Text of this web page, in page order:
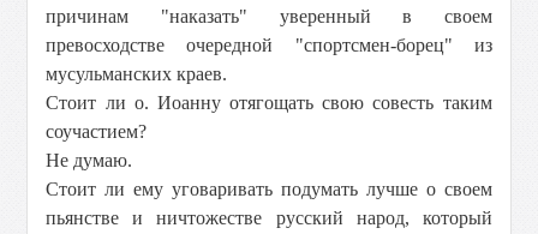
причинам "наказать" уверенный в своем
превосходстве очередной "спортсмен-борец" из
мусульманских краев.
Стоит ли о. Иоанну отягощать свою совесть таким
соучастием?
Не думаю.
Стоит ли ему уговаривать подумать лучше о своем
пьянстве и ничтожестве русский народ, который